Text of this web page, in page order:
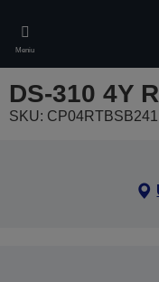
main
content
Meniu
DS-310 4Y
SKU: CP04RTBSB241